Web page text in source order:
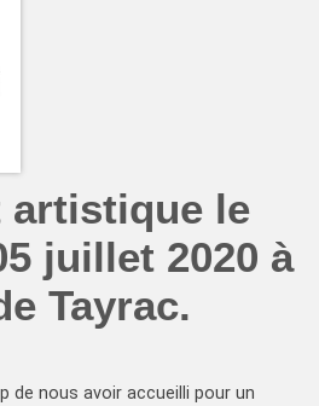
artistique le
juillet 2020 à
Tayrac.
de nous avoir accueilli pour un